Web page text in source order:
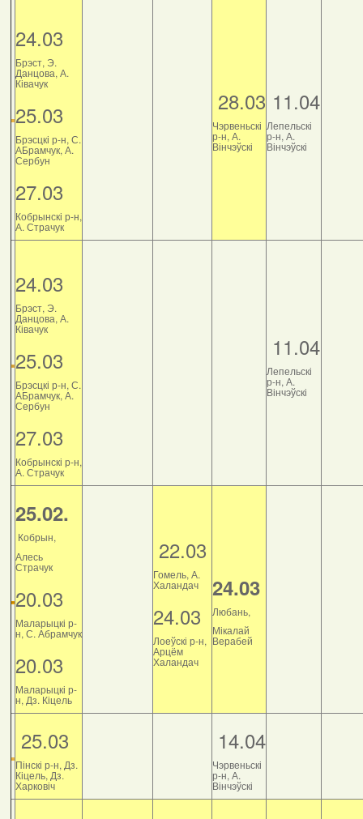
24.03
Брэст, Э.
Данцова, А.
Ківачук
25.03
Брэсцкі р-н, С.
АБрамчук, А.
Сербун
27.03
Кобрынскі р-н,
А. Страчук
28.03
Чэрвеньскі
р-н, А.
Вінчэўскі
11.04
Лепельскі
р-н, А.
Вінчэўскі
24.03
Брэст, Э.
Данцова, А.
Ківачук
25.03
Брэсцкі р-н, С.
АБрамчук, А.
Сербун
27.03
Кобрынскі р-н,
А. Страчук
11.04
Лепельскі
р-н, А.
Вінчэўскі
25.02.
Кобрын,
Алесь
Страчук
20.03
Маларыцкі р-
н, С. Абрамчук
20.03
Маларыцкі р-
н, Дз. Кіцель
22.03
Гомель, А.
Халандач
24.03
Лоеўскі р-н,
Арцём
Халандач
24.03
Любань,
Мікалай
Верабей
25.03
Пінскі р-н, Дз.
Кіцель, Дз.
Харковіч
14.04
Чэрвеньскі
р-н, А.
Вінчэўскі